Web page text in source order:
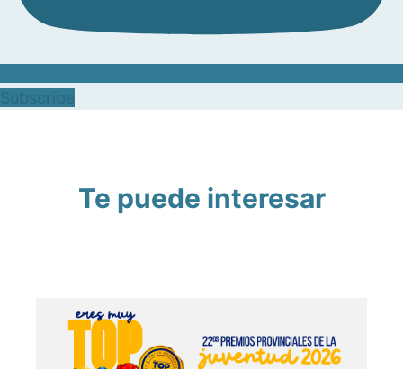
Te puede interesar